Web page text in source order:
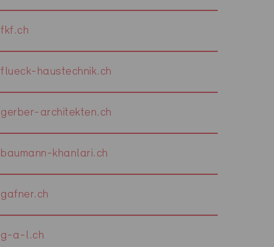
haustechnik.ch
architekten.ch
khanlari.ch
a-l.ch